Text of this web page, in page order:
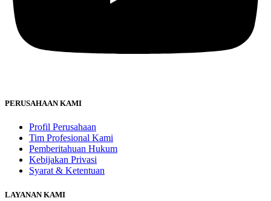
PERUSAHAAN KAMI
Profil Perusahaan
Tim Profesional Kami
Pemberitahuan Hukum
Kebijakan Privasi
Syarat & Ketentuan
LAYANAN KAMI